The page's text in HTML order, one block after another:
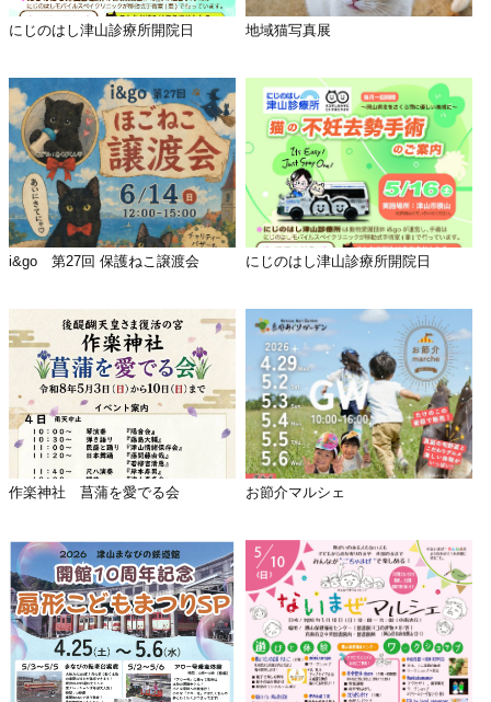
にじのはし津山診療所開院日 地域猫写真展
i&go 第27回 保護ねこ譲渡会 にじのはし津山診療所開院日
作楽神社 菖蒲を愛でる会 お節介マルシェ